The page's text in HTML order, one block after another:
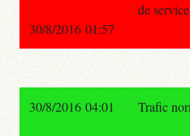
de
30/8/2016 01:57
30/8/2016 04:01 Trafic